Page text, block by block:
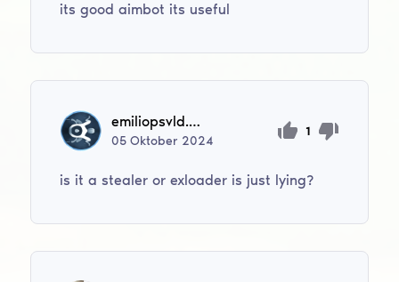
its good aimbot its useful
emiliopsvld.2022
05Oktober 2024
1
is it a stealer or exloader is just lying?